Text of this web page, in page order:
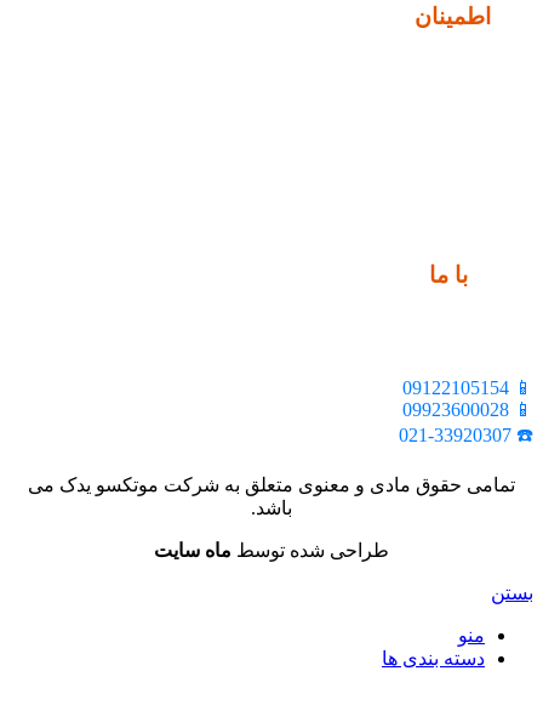
اطمینان
با ما
📱 09122105154
📱 09923600028
☎️ 021-33920307
تمامی حقوق مادی و معنوی متعلق به شرکت موتکسو یدک می
باشد.
طراحی شده توسط ماه سایت
بستن
منو
دسته بندی ها